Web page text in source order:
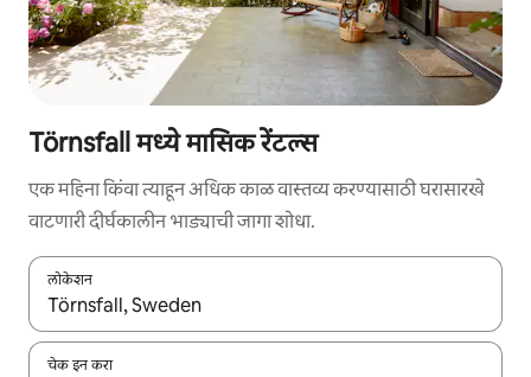
Törnsfall मध्ये मासिक रेंटल्स
एक महिना किंवा त्याहून अधिक काळ वास्तव्य करण्यासाठी घरासारखे
वाटणारी दीर्घकालीन भाड्याची जागा शोधा.
लोकेशन
जेव्हा परिणाम उपलब्ध असतील, तेव्हा वरच्या आणि खाली बाणांच्या किजसह
चेक इन करा